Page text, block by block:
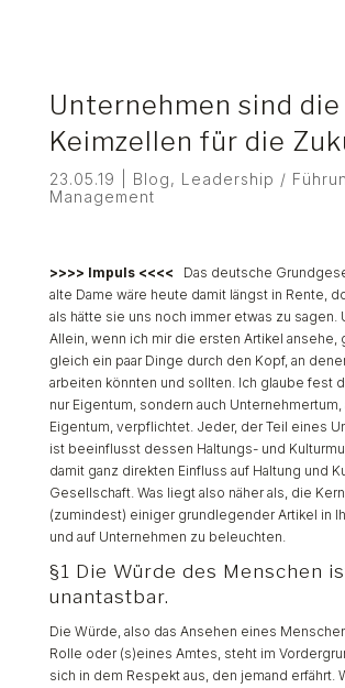
Unternehmen sind die
Keimzellen für die
23.05.19 Blog, Leadership /
Management
>>>> Impuls <<<< Das deutsche
alte Dame wäre heute damit längst in Rente,
als hätte sie uns noch immer etwas zu sagen.
Allein, wenn ich mir die ersten Artikel ansehe,
gleich ein paar Dinge durch den Kopf, an
arbeiten könnten und sollten. Ich glaube fest
nur Eigentum, sondern auch Unternehmertum,
Eigentum, verpflichtet. Jeder, der Teil eines
ist beeinflusst dessen Haltungs- und
damit ganz direkten Einfluss auf Haltung und
Gesellschaft. Was liegt also näher als, die
(zumindest) einiger grundlegender Artikel in
und auf Unternehmen zu beleuchten.
§1 Die Würde des Menschen
unantastbar.
Die Würde, also das Ansehen eines
Rolle oder (s)eines Amtes, steht im
sich in dem Respekt aus, den jemand erfährt.